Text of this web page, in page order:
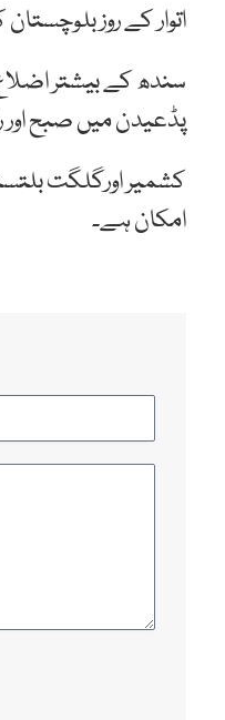
اتوار کے روز
سندھ کے بیشتر
پڈعیدن میں صبح
کشمیر اورگلگت
امکان ہے۔